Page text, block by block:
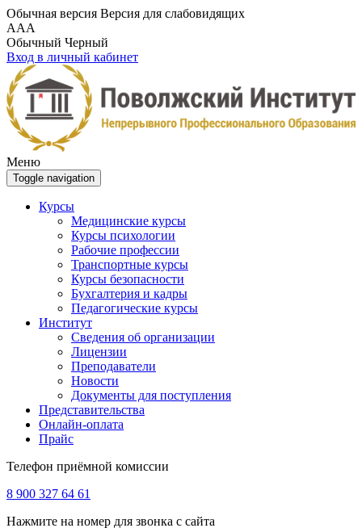
Обычная версия Версия для слабовидящих
AAA
Обычный Черный
Вход в личный кабинет
Меню
Toggle navigation
Курсы
Медицинские курсы
Курсы психологии
Рабочие профессии
Транспортные курсы
Курсы безопасности
Бухгалтерия и кадры
Педагогические курсы
Институт
Сведения об организации
Лицензии
Преподаватели
Новости
Документы для поступления
Представительства
Онлайн-оплата
Прайс
Телефон приёмной комиссии
8 900 327 64 61
Нажмите на номер для звонка с сайта